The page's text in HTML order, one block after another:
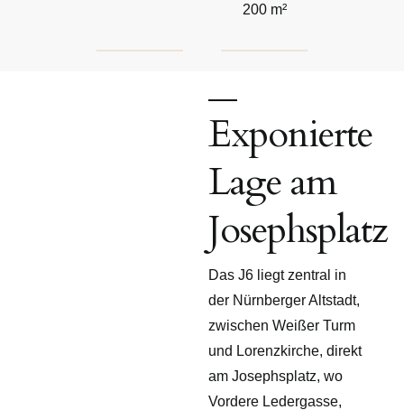
200 m²
Exponierte
Lage am
Josephsplatz
Das J6 liegt zentral in
der Nürnberger Altstadt,
zwischen Weißer Turm
und Lorenzkirche, direkt
am Josephsplatz, wo
Vordere Ledergasse,